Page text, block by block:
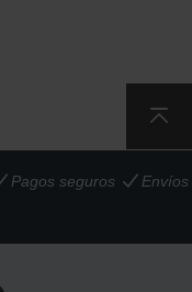
Pagos seguros
Envíos